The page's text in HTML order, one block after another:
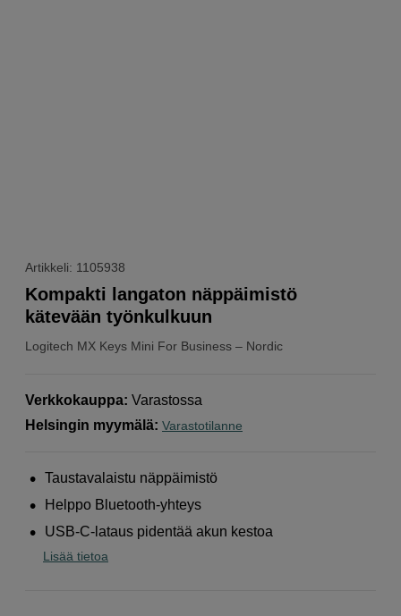
Artikkeli: 1105938
Logitech MX Keys Mini For Business – Nordic
Kompakti langaton näppäimistö
kätevään työnkulkuun
Verkkokauppa: Varastossa
Helsingin myymälä: Varastotilanne
Taustavalaistu näppäimistö
Helppo Bluetooth-yhteys
USB-C-lataus pidentää akun kestoa
Lisää tietoa